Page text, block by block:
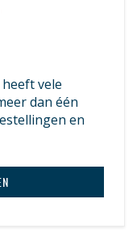
vele
dan één
en